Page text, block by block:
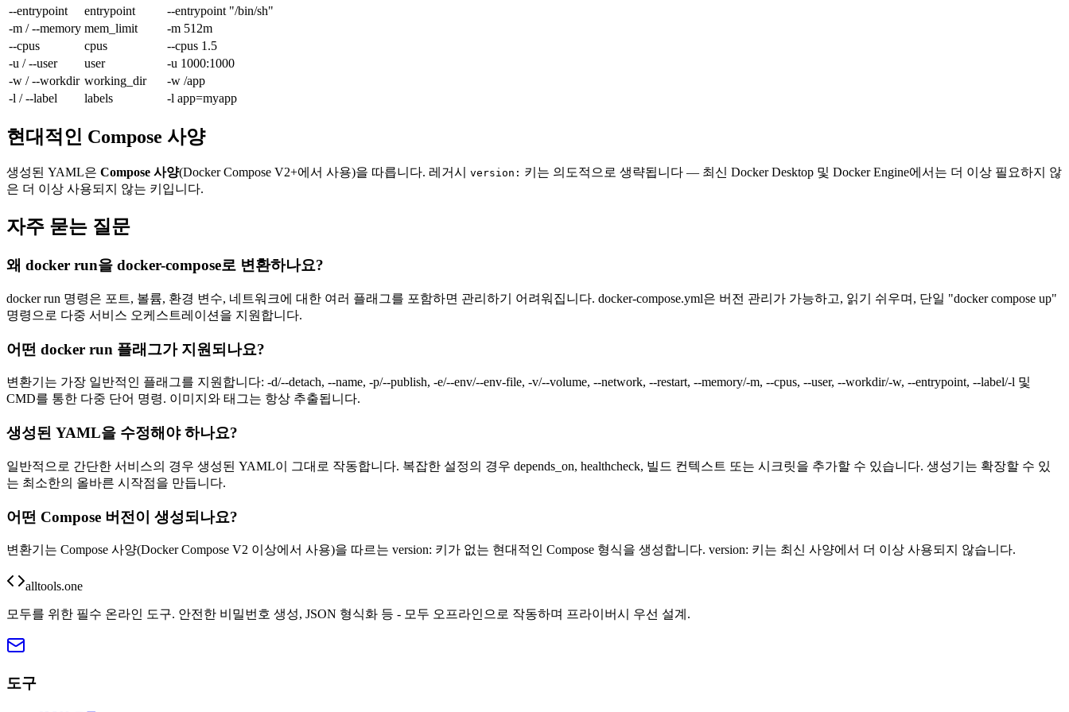
--entrypoint entrypoint
--entrypoint "/bin/sh"
-m / --memory mem_limit
-m 512m
--cpus
cpus
--cpus 1.5
-u / --user
user
-u 1000:1000
-w / --workdir working_dir
-w /app
-l / --label
labels -l app=myapp
현대적인 Compose 사양
생성된 YAML은 Compose 사양(Docker Compose V2+에서 사용)을 따릅니다. 레거시 version: 키는 의도적으로 생략됩니다 — 최신 Docker Desktop 및 Docker Engine에서는 더 이상 필요하지 않
은 더 이상 사용되지 않는 키입니다.
자주 묻는 질문
왜 docker run을 docker-compose로 변환하나요?
docker run 명령은 포트, 볼륨, 환경 변수, 네트워크에 대한 여러 플래그를 포함하면 관리하기 어려워집니다. docker-compose.yml은 버전 관리가 가능하고, 읽기 쉬우며, 단일 "docker compose up"
명령으로 다중 서비스 오케스트레이션을 지원합니다.
어떤 docker run 플래그가 지원되나요?
변환기는 가장 일반적인 플래그를 지원합니다: -d/--detach, --name, -p/--publish, -e/--env/--env-file, -v/--volume, --network, --restart, --memory/-m, --cpus, --user, --workdir/-w, --entrypoint, --label/-l 및
CMD를 통한 다중 단어 명령. 이미지와 태그는 항상 추출됩니다.
생성된 YAML을 수정해야 하나요?
일반적으로 간단한 서비스의 경우 생성된 YAML이 그대로 작동합니다. 복잡한 설정의 경우 depends_on, healthcheck, 빌드 컨텍스트 또는 시크릿을 추가할 수 있습니다. 생성기는 확장할 수 있
는 최소한의 올바른 시작점을 만듭니다.
어떤 Compose 버전이 생성되나요?
변환기는 Compose 사양(Docker Compose V2 이상에서 사용)을 따르는 version: 키가 없는 현대적인 Compose 형식을 생성합니다. version: 키는 최신 사양에서 더 이상 사용되지 않습니다.
alltools.one
모두를 위한 필수 온라인 도구. 안전한 비밀번호 생성, JSON 형식화 등 - 모두 오프라인으로 작동하며 프라이버시 우선 설계.
도구